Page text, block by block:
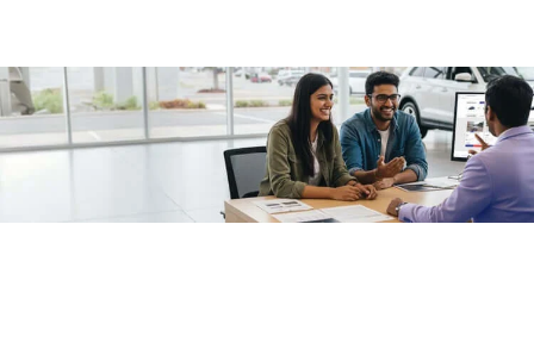
/fragments/plp-details